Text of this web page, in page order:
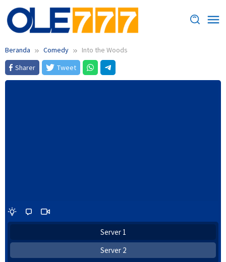
Loncat
ke
konten
Beranda Comedy
Into the Woods
Sharer
Tweet
Server 1
Server 2